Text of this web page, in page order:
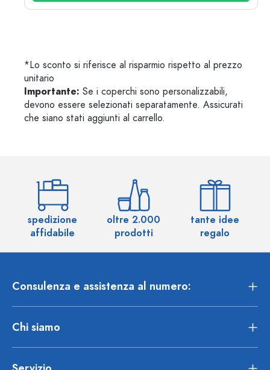
*Lo sconto si riferisce al risparmio rispetto al prezzo
unitario
Importante: Se i coperchi sono personalizzabili,
devono essere selezionati separatamente. Assicurati
che siano stati aggiunti al carrello.
spedizione
affidabile
oltre 2.000
prodotti
tante idee
regalo
Consulenza e assistenza al numero:
Chi siamo